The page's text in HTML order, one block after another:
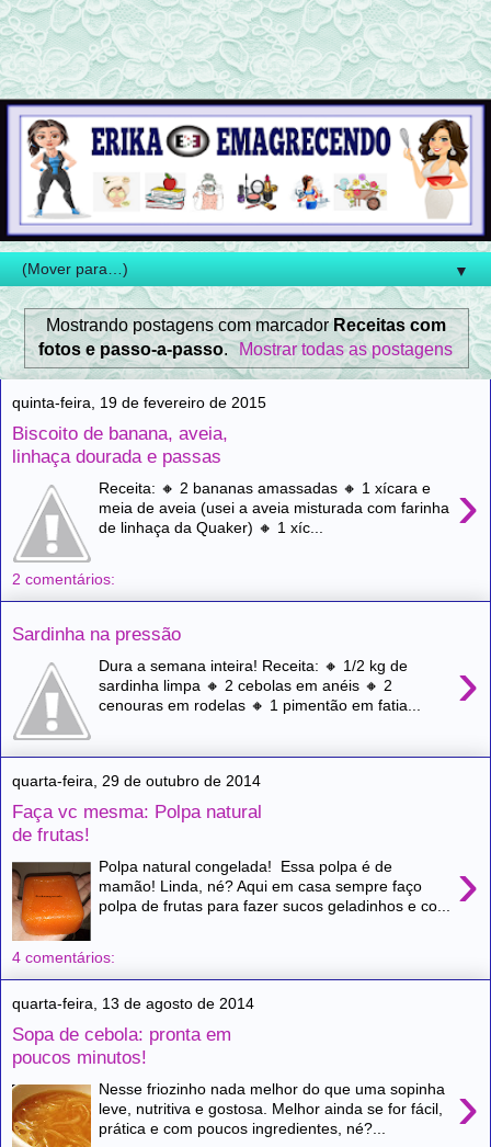
▼
Mostrando postagens com marcador Receitas com
fotos e passo-a-passo. Mostrar todas as postagens
quinta-feira, 19 de fevereiro de 2015
Biscoito de banana, aveia,
linhaça dourada e passas
›
Receita: 🔸 2 bananas amassadas 🔸 1 xícara e
meia de aveia (usei a aveia misturada com farinha
de linhaça da Quaker) 🔸 1 xíc...
2 comentários:
Sardinha na pressão
›
Dura a semana inteira! Receita: 🔸 1/2 kg de
sardinha limpa 🔸 2 cebolas em anéis 🔸 2
cenouras em rodelas 🔸 1 pimentão em fatia...
quarta-feira, 29 de outubro de 2014
Faça vc mesma: Polpa natural
de frutas!
›
Polpa natural congelada! Essa polpa é de
mamão! Linda, né? Aqui em casa sempre faço
polpa de frutas para fazer sucos geladinhos e co...
4 comentários:
quarta-feira, 13 de agosto de 2014
Sopa de cebola: pronta em
poucos minutos!
›
Nesse friozinho nada melhor do que uma sopinha
leve, nutritiva e gostosa. Melhor ainda se for fácil,
prática e com poucos ingredientes, né?...